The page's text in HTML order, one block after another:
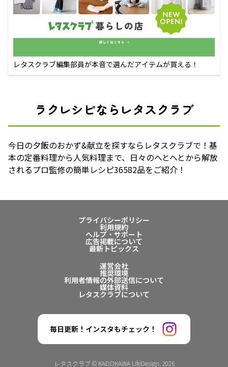
レタスクラブ編集部員が本音で選んだアイテムが買える！
ラクレシピならレタスクラブ
今日の夕飯のおかず&献立を探すならレタスクラブで！基
本の定番料理から人気料理まで、日々のへとへとから解放
されるプロ監修の簡単レシピ36582品をご紹介！
プライバシーポリシー
利用規約
ヘルプ・サポート
広告掲載について
最新トピックス
運営会社
推奨環境
利用者情報の外部送信について
媒体資料
レタスクラブについて
毎日更新！インスタもチェック！
レタスクラブ © KADOKAWA LifeDesign. 2026